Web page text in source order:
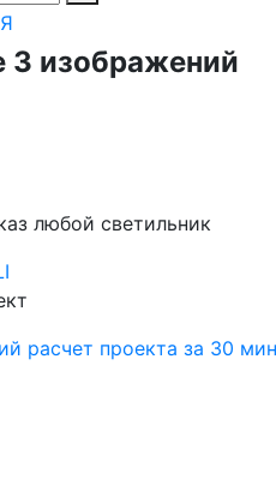
3 изображений
любой светильник
расчет проекта за 30 мин